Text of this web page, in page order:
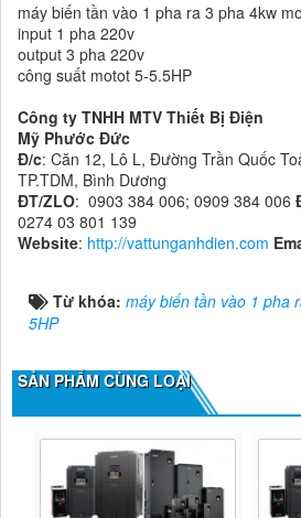
máy biến tần vào 1 pha ra 3 pha 4kw
input 1 pha 220v
output 3 pha 220v
công suất motot 5-5.5HP
Công ty TNHH MTV Thiết Bị Điện
Mỹ Phước Đức
Đ/c: Căn 12, Lô L, Đường Trần Quốc
TP.TDM, Bình Dương
ĐT/ZLO: 0903 384 006; 0909 384 006
0274 03 801 139
Website: http://vattunganhdien.com
Từ khóa: máy biến tần vào 1 pha
5HP
SẢN PHẨM CÙNG LOẠI